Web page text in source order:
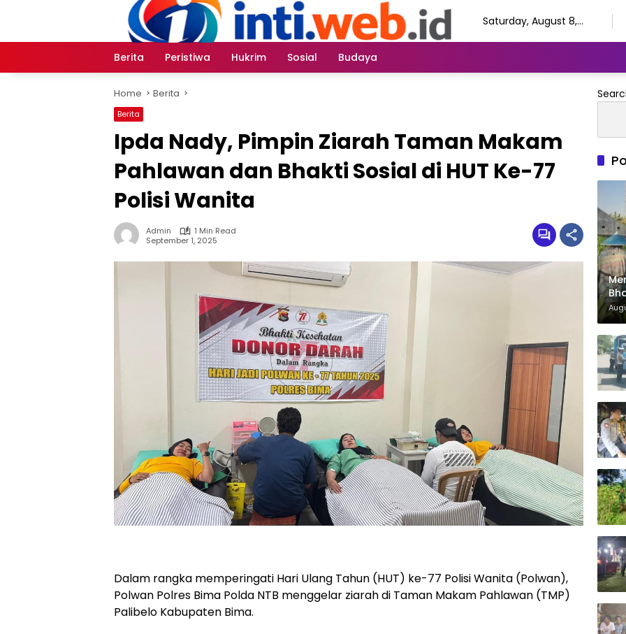
Saturday, August 8,
Berita
Peristiwa Hukrim Sosial Budaya
Home Berita
Berita
Ipda Nady, Pimpin Ziarah Taman Makam
Pahlawan dan Bhakti Sosial di HUT Ke-77
Polisi Wanita
Admin
1 Min Read
September 1, 2025
Dalam rangka memperingati Hari Ulang Tahun (HUT) ke-77 Polisi Wanita (Polwan),
Polwan Polres Bima Polda NTB menggelar ziarah di Taman Makam Pahlawan (TMP)
Palibelo Kabupaten Bima.